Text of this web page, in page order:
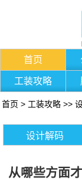
首页
工装攻略
首页 > 工装攻略 >>
设计解码
从哪些方面